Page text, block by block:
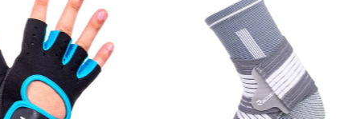
🔸 Магазин SPORT CITY
г. Бердичев, ул. Винницкая, 25
График работы: 9:00 - 19:00